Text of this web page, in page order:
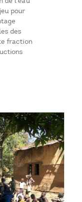
pour
des
fraction